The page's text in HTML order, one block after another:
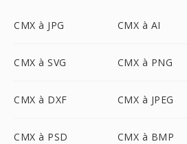
CMX à JPG CMX à AI
CMX à SVG CMX à PNG
CMX à DXF CMX à JPEG
CMX à PSD CMX à BMP